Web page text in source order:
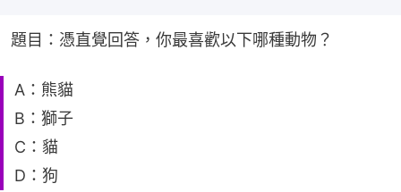
題目：憑直覺回答，你最喜歡以下哪種動物？
A：熊貓
B：獅子
C：貓
D：狗